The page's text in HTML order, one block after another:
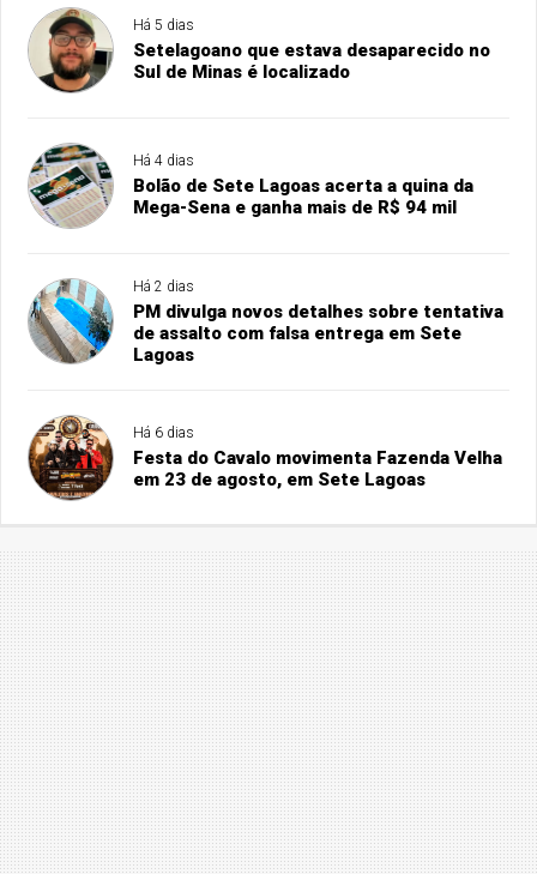
Há 5 dias
Setelagoano que estava desaparecido no
Sul de Minas é localizado
Há 4 dias
Bolão de Sete Lagoas acerta a quina da
Mega-Sena e ganha mais de R$ 94 mil
Há 2 dias
PM divulga novos detalhes sobre tentativa
de assalto com falsa entrega em Sete
Lagoas
Há 6 dias
Festa do Cavalo movimenta Fazenda Velha
em 23 de agosto, em Sete Lagoas